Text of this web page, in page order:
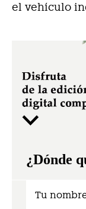
el vehículo
¿Dónde